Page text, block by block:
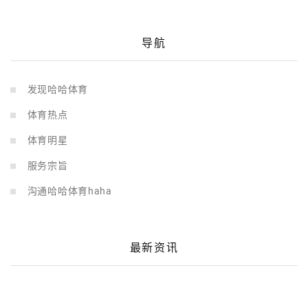
导航
发现哈哈体育
体育热点
体育明星
服务宗旨
沟通哈哈体育haha
最新资讯